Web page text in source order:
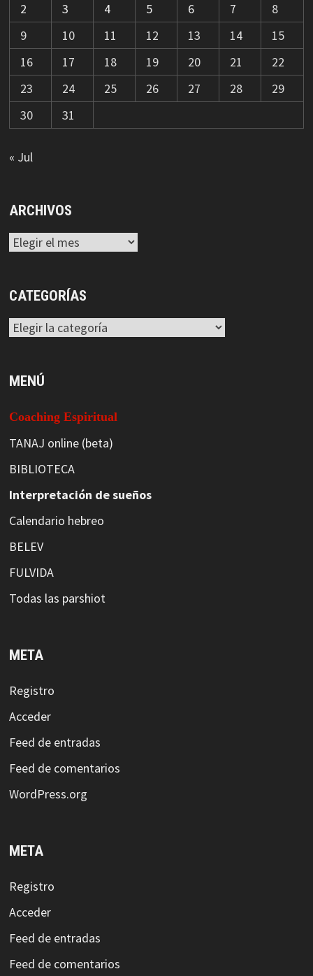
2
3 4 5 6 7
8
9
10 11 12 13 14
15
16
17 18 19 20 21
22
23
24 25 26 27 28
29
30
31
« Jul
ARCHIVOS
Archivos
CATEGORÍAS
Categorías
MENÚ
Coaching Espiritual
TANAJ online (beta)
BIBLIOTECA
Interpretación de sueños
Calendario hebreo
BELEV
FULVIDA
Todas las parshiot
META
Registro
Acceder
Feed de entradas
Feed de comentarios
WordPress.org
META
Registro
Acceder
Feed de entradas
Feed de comentarios